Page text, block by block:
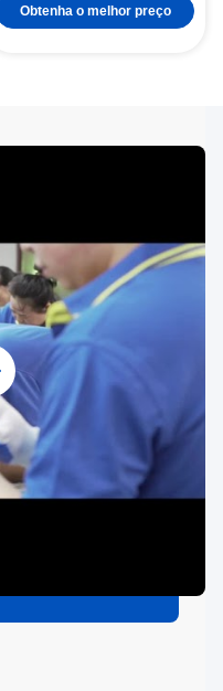
Obtenha o melhor preço